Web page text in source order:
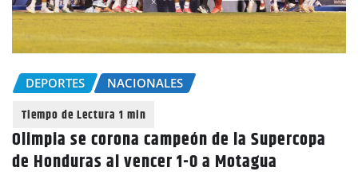
DEPORTES NACIONALES
Olimpia se corona campeón de la Supercopa
de Honduras al vencer 1-0 a Motagua